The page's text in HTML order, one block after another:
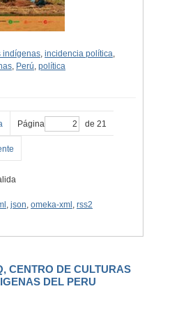
indígenas, incidencia política,
, Perú, política
Página de 21
, json, omeka-xml , rss2
CENTRO DE CULTURAS
DEL PERU